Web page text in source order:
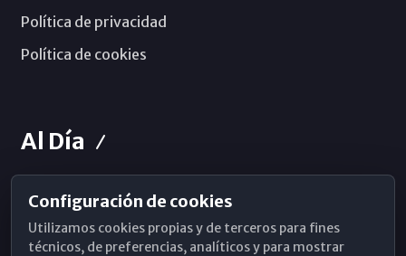
Política de privacidad
Política de cookies
Al Día
Horarios de Misa
Hemeroteca
Configuración de cookies
Utilizamos cookies propias y de terceros para fines
técnicos, de preferencias, analíticos y para mostrar